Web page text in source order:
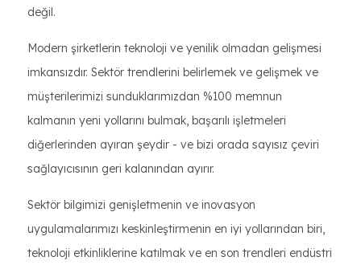
değil.
Modern şirketlerin teknoloji ve yenilik olmadan gelişmesi
imkansızdır. Sektör trendlerini belirlemek ve gelişmek ve
müşterilerimizi sunduklarımızdan %100 memnun
kalmanın yeni yollarını bulmak, başarılı işletmeleri
diğerlerinden ayıran şeydir - ve bizi orada sayısız çeviri
sağlayıcısının geri kalanından ayırır.
Sektör bilgimizi genişletmenin ve inovasyon
uygulamalarımızı keskinleştirmenin en iyi yollarından biri,
teknoloji etkinliklerine katılmak ve en son trendleri endüstri